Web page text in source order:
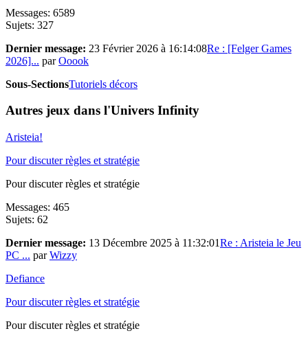
Messages: 6589
Sujets: 327
Dernier message: 23 Février 2026 à 16:14:08Re : [Felger Games
2026]... parOoook
Sous-SectionsTutoriels décors
Autres jeux dans l'Univers Infinity
Aristeia!
Pour discuter règles et stratégie
Pour discuter règles et stratégie
Messages: 465
Sujets: 62
Dernier message: 13 Décembre 2025 à 11:32:01Re : Aristeia le Jeu
PC ... parWizzy
Defiance
Pour discuter règles et stratégie
Pour discuter règles et stratégie